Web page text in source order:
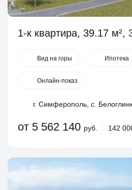
1-к квартира, 39.17 м²,
Вид на горы Ипотека
Онлайн-показ
г. Симферополь, с.
от 5 562 140 руб. 142